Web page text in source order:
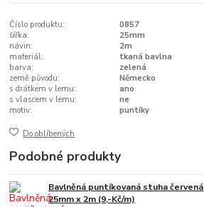
Číslo produktu:
0857
šířka:
25mm
návin:
2m
materiál:
tkaná bavlna
barva:
zelená
země původu:
Německo
s drátkem v lemu:
ano
s vlascem v lemu:
ne
motiv:
puntíky
Do oblíbených
Podobné produkty
Bavlněná puntíkovaná stuha červená
25mm x 2m (9,-Kč/m)